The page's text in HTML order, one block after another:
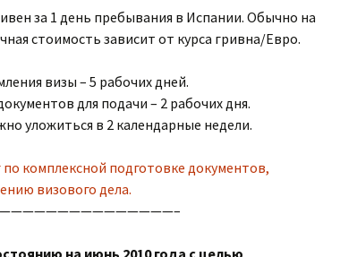
за 1 день пребывания в Испании. Обычно на
стоимость зависит от курса гривна/Евро.
визы – 5 рабочих дней.
для подачи – 2 рабочих дня.
уложиться в 2 календарные недели.
по комплексной подготовке документов,
визового дела.
на июнь 2010 года с целью